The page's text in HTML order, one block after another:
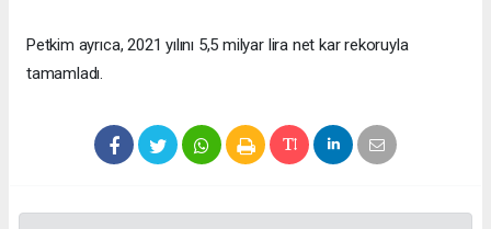
Petkim ayrıca, 2021 yılını 5,5 milyar lira net kar rekoruyla
tamamladı.